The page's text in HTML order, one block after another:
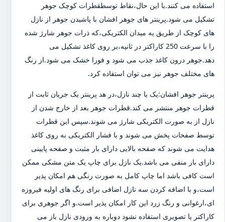
استفاده می کنند.با این حال،نقاط توسطقطرات کوچک جوهر
تشکیل می شود.پرینتر های جوهر افشان با پاشیدن جوهر از نازل
های کوچک از طریق یه میدان الکتریکی،که ذرات جوهر شارژ شده
را با سرعت 250 کاراکتر در ثانیه،بر روی کاغذ تشکیل می
دهد.جوهر درون کاغذ جذب می شود و فورا خشک می شود.از رنگ
های مختلف جوهر نیز می توان استفاده کرد.
پرینتر جوهر افشان:یک یا چند نازل،در هد پرینتر یک جریان ثابت از
قطرات جوهر منتشر می کند.قطرات جوهر بعد از خارج شدن از
نازل از به صورت الکتریکی شارژ می شوند.سپس این قطرات
توسط صفحات پخش می شوند و با فشار الکتریکی به روی کاغذ
هدایت می شوند که صفحه بالایی دارای بار مثبت و صفحه پایینی
دارای بار منفی می باشد.یک نازل برای چاپ یک متن مشکی ممکن
است کافی باشد اما چاپ کامل به صورت رنگی هم امکان پذیر
است،و با اضافه کردن سه نازل اضافی برای رنگ های اولیه فیروزه
ای،ارغوانی و رنگ زرد این کار امکان پذیر است.و اگر جوهری برای
کاراکتر یا تصویری استفاده نشود دوباره به ورودی نازل باز می